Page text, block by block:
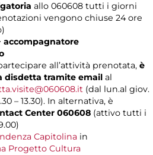
allo 060608 tutti i giorni
vengono chiuse 24 ore
accompagnatore
all’attività prenotata, è
disdetta tramite email al
(dal lun.al giov.
– 13.30). In alternativa, è
Center 060608 (attivo tutti i
Capitolina in
Progetto Cultura